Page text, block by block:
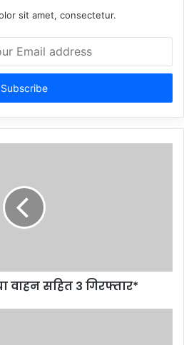
sit amet, consectetur.
वाहन सहित 3 गिरफ्तार*